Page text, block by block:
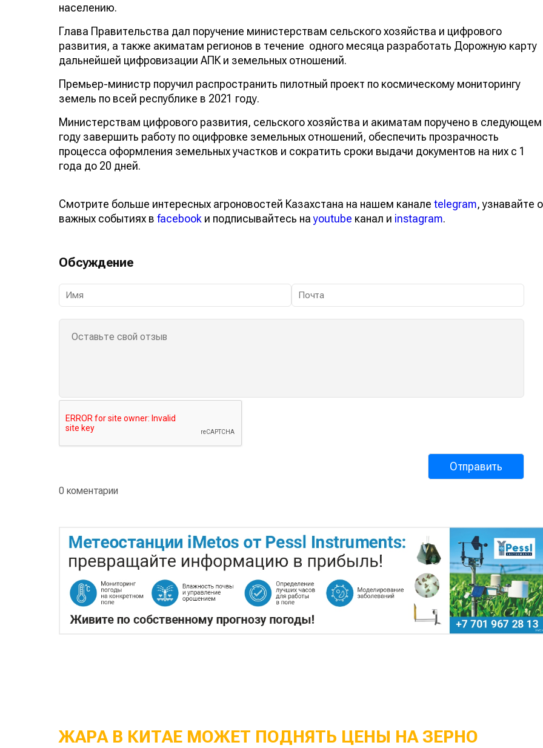
населению.
Глава Правительства дал поручение министерствам сельского хозяйства и цифрового
развития, а также акиматам регионов в течение одного месяца разработать Дорожную карту
дальнейшей цифровизации АПК и земельных отношений.
Премьер-министр поручил распространить пилотный проект по космическому мониторингу
земель по всей республике в 2021 году.
Министерствам цифрового развития, сельского хозяйства и акиматам поручено в следующем
году завершить работу по оцифровке земельных отношений, обеспечить прозрачность
процесса оформления земельных участков и сократить сроки выдачи документов на них с 1
года до 20 дней.
Смотрите больше интересных агроновостей Казахстана на нашем канале telegram, узнавайте о
важных событиях в facebook и подписывайтесь наyoutube канал и instagram.
Обсуждение
0 коментарии
ЖАРА В КИТАЕ МОЖЕТ ПОДНЯТЬ ЦЕНЫ НА ЗЕРНО